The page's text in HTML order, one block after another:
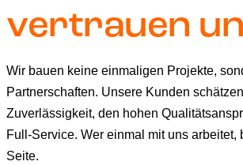
vertrauen
Wir bauen keine einmaligen Projekte,
Partnerschaften. Unsere Kunden
Zuverlässigkeit, den hohen
Full-Service. Wer einmal mit uns arbeitet,
Seite.